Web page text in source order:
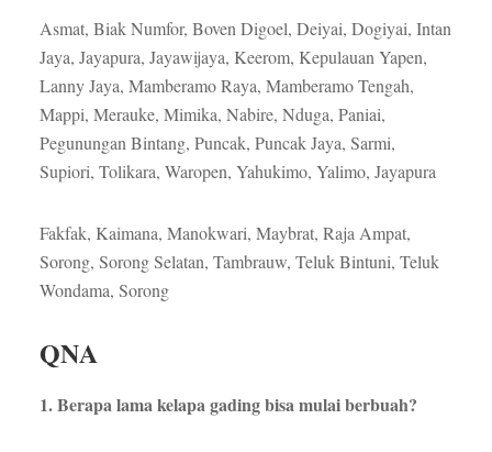
Asmat, Biak Numfor, Boven Digoel, Deiyai, Dogiyai, Intan
Jaya, Jayapura, Jayawijaya, Keerom, Kepulauan Yapen,
Lanny Jaya, Mamberamo Raya, Mamberamo Tengah,
Mappi, Merauke, Mimika, Nabire, Nduga, Paniai,
Pegunungan Bintang, Puncak, Puncak Jaya, Sarmi,
Supiori, Tolikara, Waropen, Yahukimo, Yalimo, Jayapura
Fakfak, Kaimana, Manokwari, Maybrat, Raja Ampat,
Sorong, Sorong Selatan, Tambrauw, Teluk Bintuni, Teluk
Wondama, Sorong
QNA
1. Berapa lama kelapa gading bisa mulai berbuah?